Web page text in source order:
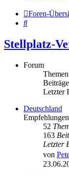
Foren-
Suche
Stellplatz-
Forum
Themen
Beiträge
Letzter
Deutschland
52
163
Letzter
von